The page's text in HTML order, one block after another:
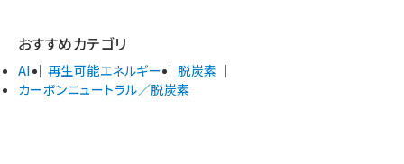
おすすめカテゴリ
AI 再生可能エネルギー
脱炭素
カーボンニュートラル／脱炭素